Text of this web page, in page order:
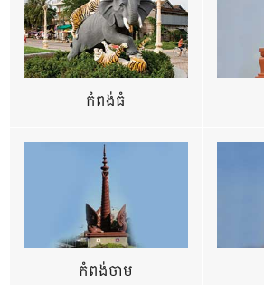
កំពង់ធំ
កំពង់ចាម